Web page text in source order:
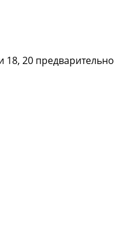
18, 20 предварительно